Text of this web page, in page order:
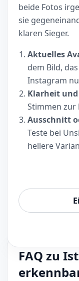
beide Fotos
sie
klaren Sieger.
Aktuelles
dem Bild,
Instagram
Klarheit
Stimmen zur
Ausschnitt
Teste bei
hellere
FAQ zu